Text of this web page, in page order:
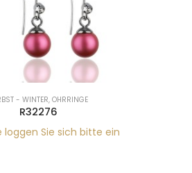
- WINTER, OHRRINGE
R32276
loggen Sie sich bitte ein